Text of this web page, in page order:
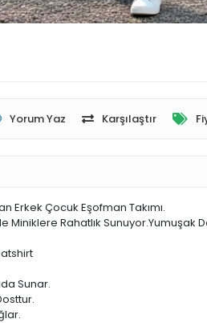
Yorum Yaz Karşılaştır
Erkek Çocuk Eşofman Takımı.
Rahatlık Sunuyor.Yumuşak
Sunar.